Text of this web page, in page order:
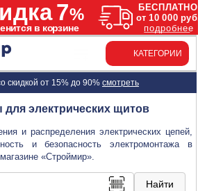
КАТЕГОРИИ
скидкой от 15% до 90% смотреть
для электрических щитов
и распределения электрических цепей,
и безопасность электромонтажа в
«Строймир».